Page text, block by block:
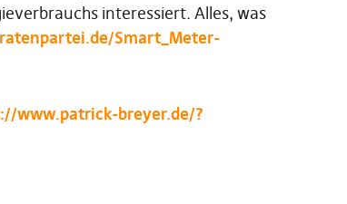
interessiert. Alles, was
Smart_Meter-
www.patrick-breyer.de/?